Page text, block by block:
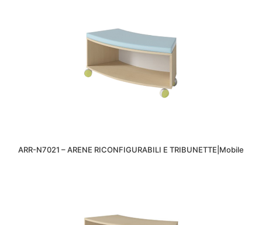
ARR-N7021 – ARENE RICONFIGURABILI E TRIBUNETTE|Mobile